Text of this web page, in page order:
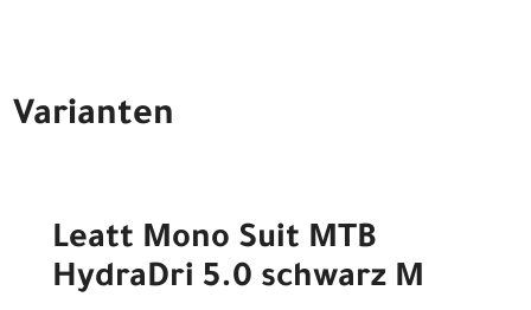
Varianten
Leatt Mono Suit MTB
HydraDri 5.0 schwarz M